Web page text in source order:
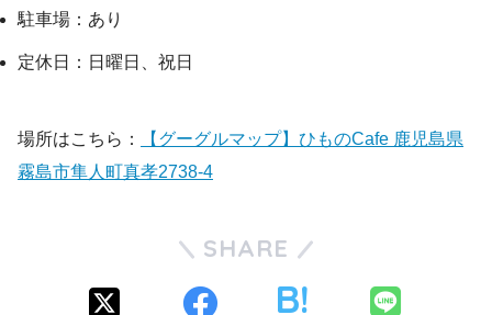
駐車場：あり
定休日：日曜日、祝日
場所はこちら：
【グーグルマップ】ひものCafe 鹿児島県
霧島市隼人町真孝2738-4
SHARE